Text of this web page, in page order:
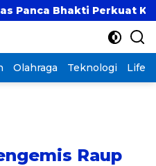
Bhakti Perkuat
Olahraga Teknologi
Raup